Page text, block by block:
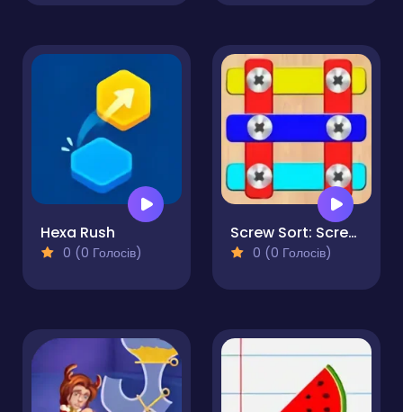
Hexa Rush
0 (0 Голосів)
Screw Sort: Screw Pin Puzzle
0 (0 Голосів)